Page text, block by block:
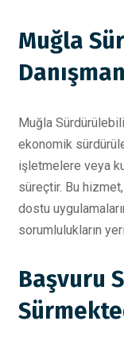
Muğla
Muğla
ekonomik
işletmelere veya
süreçtir. Bu hizmet,
dostu
sorumlulukların
Başvuru